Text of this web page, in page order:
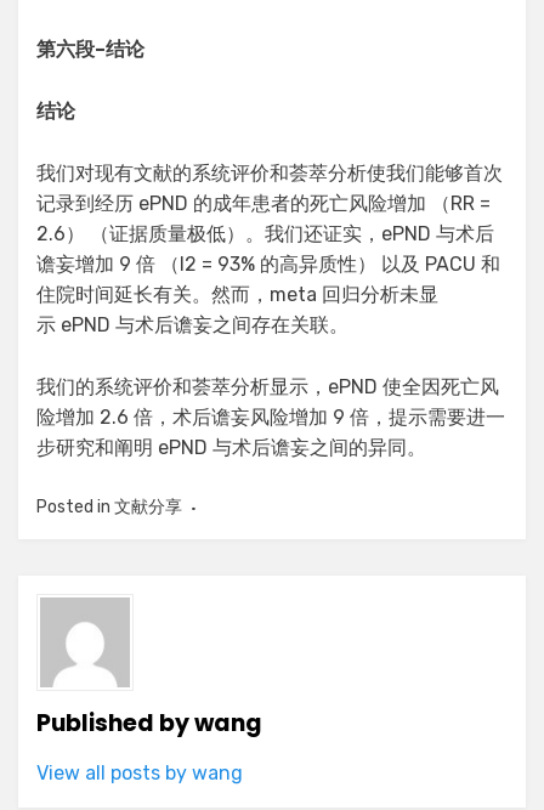
第六段–结论
结论
我们对现有文献的系统评价和荟萃分析使我们能够首次
记录到经历 ePND 的成年患者的死亡风险增加 （RR =
2.6） （证据质量极低）。我们还证实，ePND 与术后
谵妄增加 9 倍 （I2 = 93% 的高异质性） 以及 PACU 和
住院时间延长有关。然而，meta 回归分析未显
示 ePND 与术后谵妄之间存在关联。
我们的系统评价和荟萃分析显示，ePND 使全因死亡风
险增加 2.6 倍，术后谵妄风险增加 9 倍，提示需要进一
步研究和阐明 ePND 与术后谵妄之间的异同。
Posted in 文献分享
Published bywang
View all posts by wang